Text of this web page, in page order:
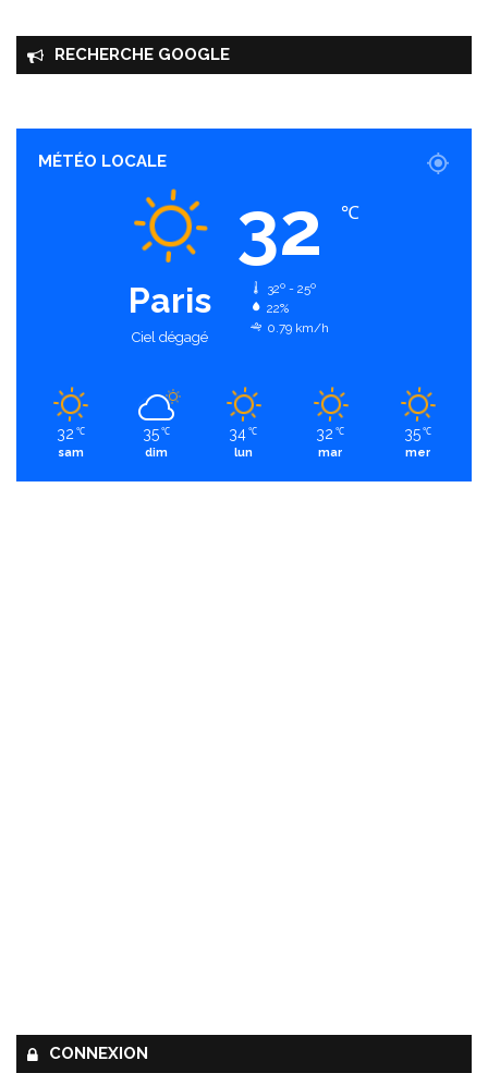
RECHERCHE GOOGLE
MÉTÉO LOCALE
Paris
Ciel dégagé
32 ℃
32º - 25º
22%
0.79 km/h
32 ℃
sam
35 ℃
dim
34 ℃
lun
32 ℃
mar
35 ℃
mer
CONNEXION